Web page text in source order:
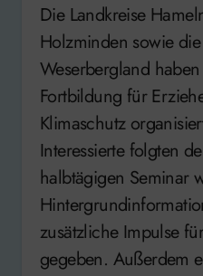
Die Landkreise Hameln-Pyrmont und
Holzminden sowie
Weserbergland
Fortbildung für
Klimaschutz
Interessierte folgten
halbtägigen Seminar
zusätzliche Impulse
gegeben. Außerdem